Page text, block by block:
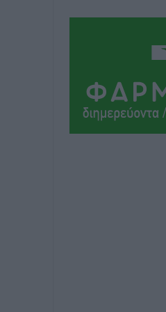
Συνελήφθη
είχε αφήσει τα
χωρίς επιτήρηση
Τοπικές Ειδήσεις
Σταυρός